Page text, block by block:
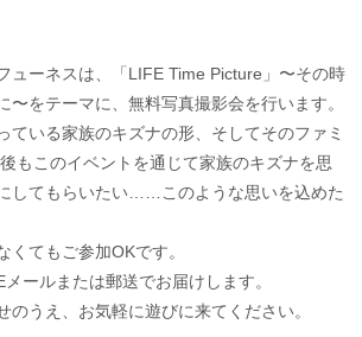
ューネスは、「LIFE Time Picture」〜その時
〜をテーマに、無料写真撮影会を行います。
ている家族のキズナの形、そしてそのファミ
もこのイベントを通じて家族のキズナを思
してもらいたい……このような思いを込めた
くてもご参加OKです。
ールまたは郵送でお届けします。
のうえ、お気軽に遊びに来てください。